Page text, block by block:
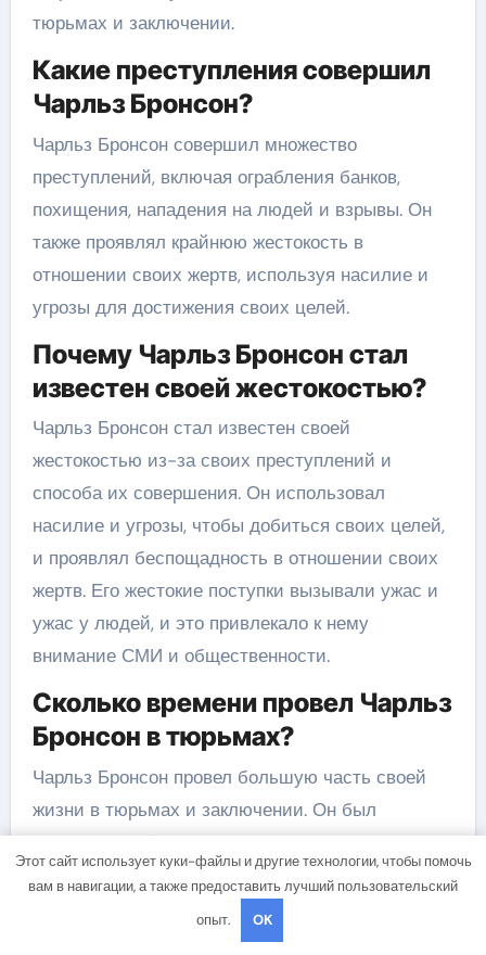
тюрьмах и заключении.
Какие преступления совершил
Чарльз Бронсон?
Чарльз Бронсон совершил множество
преступлений, включая ограбления банков,
похищения, нападения на людей и взрывы. Он
также проявлял крайнюю жестокость в
отношении своих жертв, используя насилие и
угрозы для достижения своих целей.
Почему Чарльз Бронсон стал
известен своей жестокостью?
Чарльз Бронсон стал известен своей
жестокостью из-за своих преступлений и
способа их совершения. Он использовал
насилие и угрозы, чтобы добиться своих целей,
и проявлял беспощадность в отношении своих
жертв. Его жестокие поступки вызывали ужас и
ужас у людей, и это привлекало к нему
внимание СМИ и общественности.
Сколько времени провел Чарльз
Бронсон в тюрьмах?
Чарльз Бронсон провел большую часть своей
жизни в тюрьмах и заключении. Он был
арестован в 1974 году и с тех пор несколько раз
сбегал из тюрем. В общей сложности, он провел
более 30 лет в заключении, включая
длительные сроки в изоляции и режиме
Этот сайт использует куки-файлы и другие технологии, чтобы помочь
вам в навигации, а также предоставить лучший пользовательский
опыт.
OK